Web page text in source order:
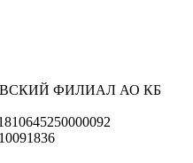
ФИЛИАЛ АО КБ